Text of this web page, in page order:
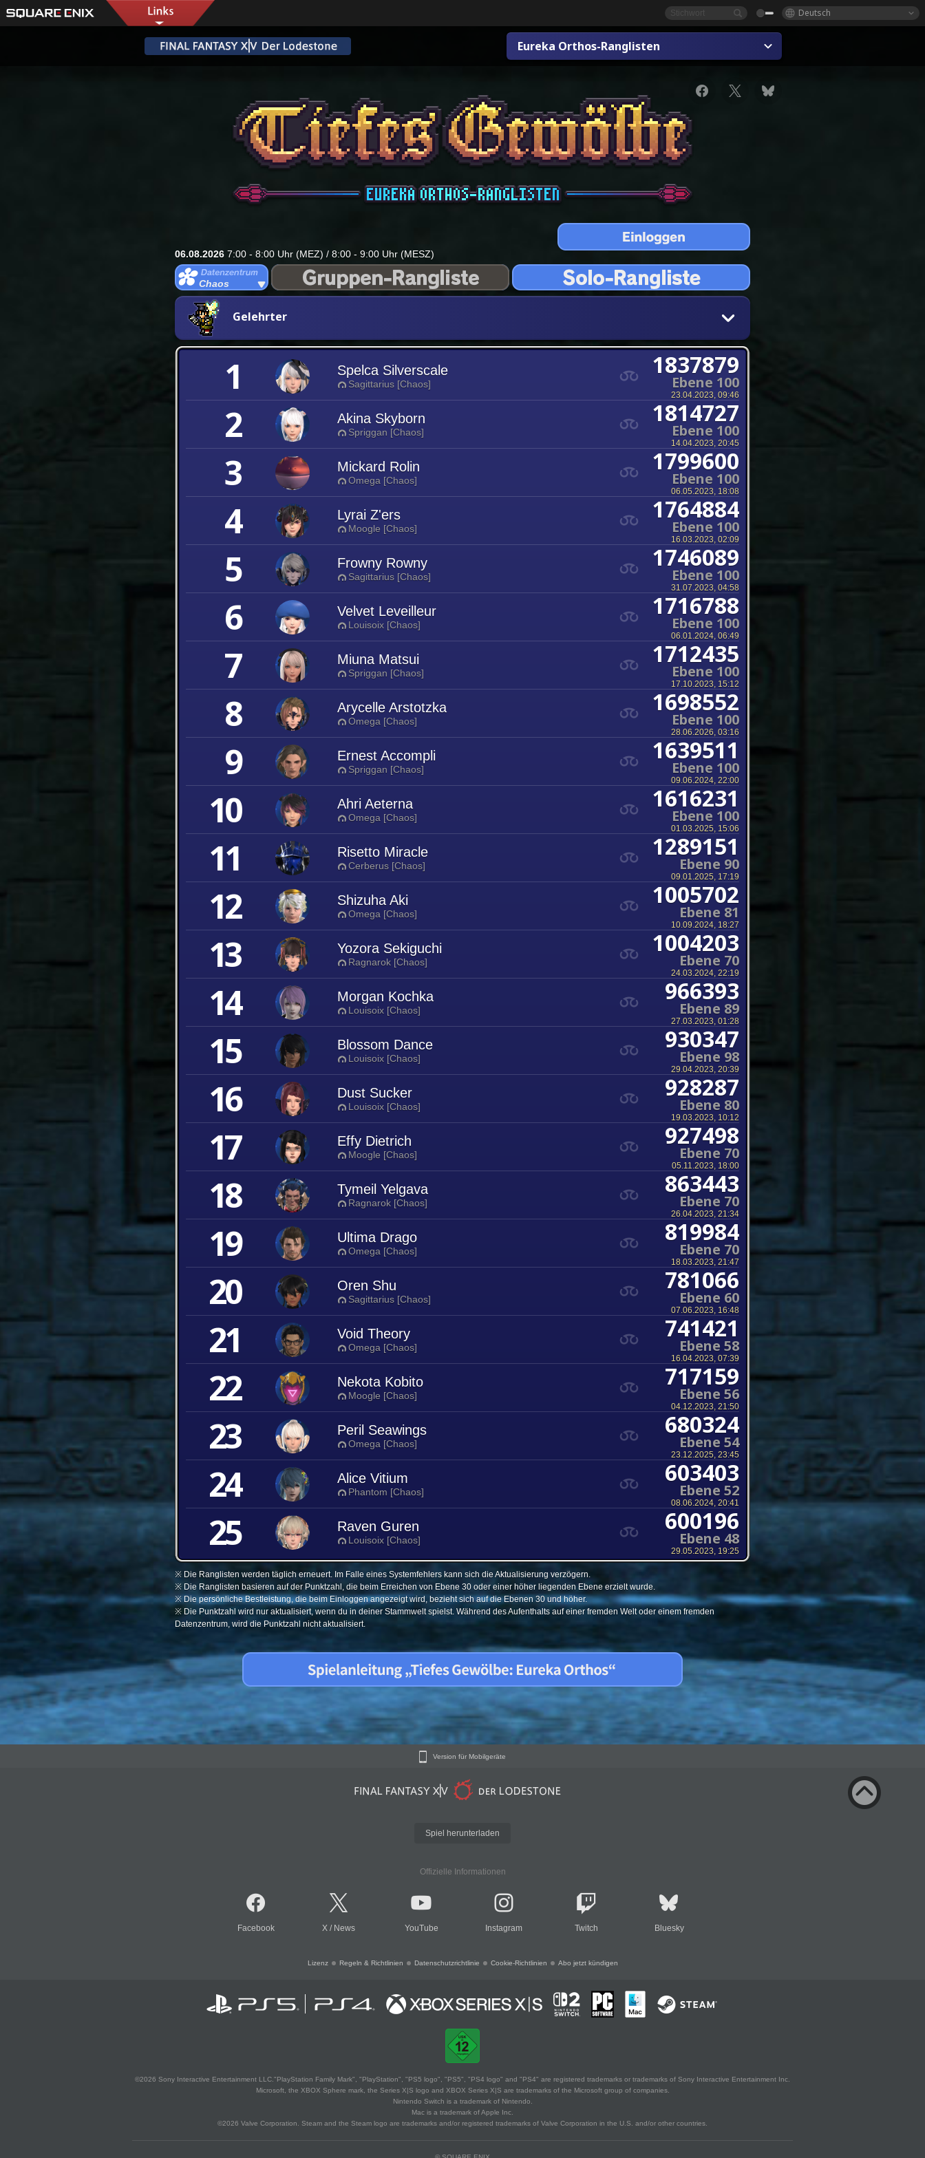
Deutsch
Eureka Orthos-Ranglisten
06.08.2026 7:00 - 8:00 Uhr (MEZ) / 8:00 - 9:00 Uhr (MESZ)
Chaos
Gelehrter
1 Spelca Silverscale
Sagittarius [Chaos]
1837879
Ebene 100
23.04.2023, 09:46
2 Akina Skyborn
Spriggan [Chaos]
1814727
Ebene 100
14.04.2023, 20:45
3 Mickard Rolin
Omega [Chaos]
1799600
Ebene 100
06.05.2023, 18:08
4 Lyrai Z'ers
Moogle [Chaos]
1764884
Ebene 100
16.03.2023, 02:09
5 Frowny Rowny
Sagittarius [Chaos]
1746089
Ebene 100
31.07.2023, 04:58
6 Velvet Leveilleur
Louisoix [Chaos]
1716788
Ebene 100
06.01.2024, 06:49
7 Miuna Matsui
Spriggan [Chaos]
1712435
Ebene 100
17.10.2023, 15:12
8 Arycelle Arstotzka
Omega [Chaos]
1698552
Ebene 100
28.06.2026, 03:16
9 Ernest Accompli
Spriggan [Chaos]
1639511
Ebene 100
09.06.2024, 22:00
10 Ahri Aeterna
Omega [Chaos]
1616231
Ebene 100
01.03.2025, 15:06
11 Risetto Miracle
Cerberus [Chaos]
1289151
Ebene 90
09.01.2025, 17:19
12 Shizuha Aki
Omega [Chaos]
1005702
Ebene 81
10.09.2024, 18:27
13 Yozora Sekiguchi
Ragnarok [Chaos]
1004203
Ebene 70
24.03.2024, 22:19
14 Morgan Kochka
Louisoix [Chaos]
966393
Ebene 89
27.03.2023, 01:28
15 Blossom Dance
Louisoix [Chaos]
930347
Ebene 98
29.04.2023, 20:39
16 Dust Sucker
Louisoix [Chaos]
928287
Ebene 80
19.03.2023, 10:12
17 Effy Dietrich
Moogle [Chaos]
927498
Ebene 70
05.11.2023, 18:00
18 Tymeil Yelgava
Ragnarok [Chaos]
863443
Ebene 70
26.04.2023, 21:34
19 Ultima Drago
Omega [Chaos]
819984
Ebene 70
18.03.2023, 21:47
20 Oren Shu
Sagittarius [Chaos]
781066
Ebene 60
07.06.2023, 16:48
21 Void Theory
Omega [Chaos]
741421
Ebene 58
16.04.2023, 07:39
22 Nekota Kobito
Moogle [Chaos]
717159
Ebene 56
04.12.2023, 21:50
23 Peril Seawings
Omega [Chaos]
680324
Ebene 54
23.12.2025, 23:45
24 Alice Vitium
Phantom [Chaos]
603403
Ebene 52
08.06.2024, 20:41
25 Raven Guren
Louisoix [Chaos]
600196
Ebene 48
29.05.2023, 19:25
※ Die Ranglisten werden täglich erneuert. Im Falle eines Systemfehlers kann sich die Aktualisierung verzögern.
※ Die Ranglisten basieren auf der Punktzahl, die beim Erreichen von Ebene 30 oder einer höher liegenden Ebene erzielt wurde.
※ Die persönliche Bestleistung, die beim Einloggen angezeigt wird, bezieht sich auf die Ebenen 30 und höher.
※ Die Punktzahl wird nur aktualisiert, wenn du in deiner Stammwelt spielst. Während des Aufenthalts auf einer fremden Welt oder einem fremden
Datenzentrum, wird die Punktzahl nicht aktualisiert.
Version für Mobilgeräte
Spiel herunterladen
Offizielle Informationen
Facebook X / News YouTube Instagram Twitch Bluesky
Lizenz Regeln & Richtlinien Datenschutzrichtlinie Cookie-Richtlinien Abo jetzt kündigen
©2026 Sony Interactive Entertainment LLC."PlayStation Family Mark", "PlayStation", "PS5 logo", "PS5", "PS4 logo" and "PS4" are registered trademarks or trademarks of Sony Interactive Entertainment Inc.
Microsoft, the XBOX Sphere mark, the Series X|S logo and XBOX Series X|S are trademarks of the Microsoft group of companies.
Nintendo Switch is a trademark of Nintendo.
Mac is a trademark of Apple Inc.
©2026 Valve Corporation. Steam and the Steam logo are trademarks and/or registered trademarks of Valve Corporation in the U.S. and/or other countries.